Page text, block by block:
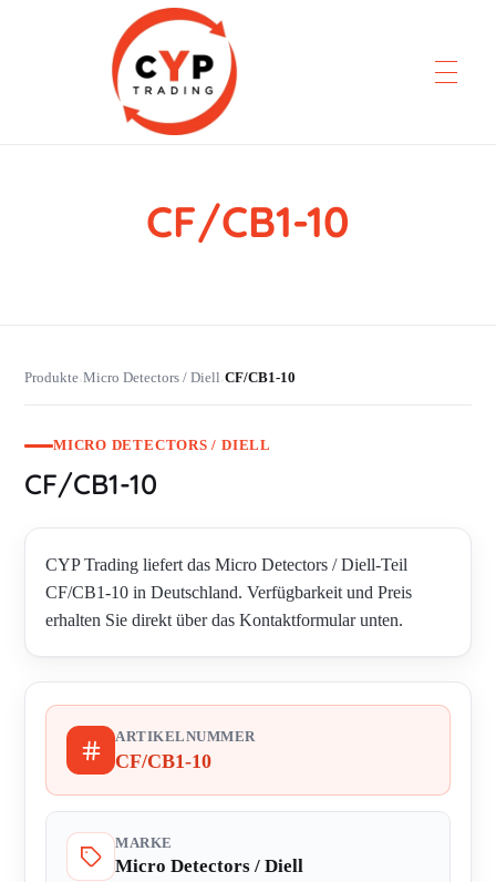
CYP TradingCF/CB1-10
Produkte›Micro Detectors / Diell›CF/CB1-10
MICRO DETECTORS / DIELL
CF/CB1-10
CYP Trading liefert das Micro Detectors / Diell-Teil
CF/CB1-10 in Deutschland. Verfügbarkeit und Preis
erhalten Sie direkt über das Kontaktformular unten.
ARTIKELNUMMER
CF/CB1-10
MARKE
Micro Detectors / Diell